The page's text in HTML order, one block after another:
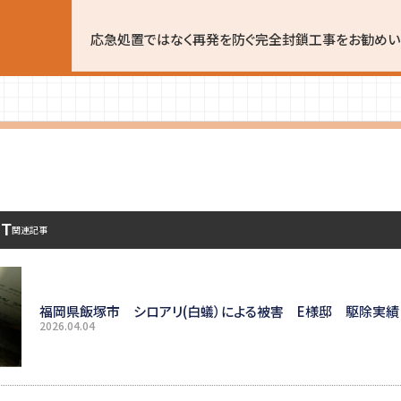
応急処置ではなく再発を防ぐ完全封鎖工事をお勧めい
関連記事
福岡県飯塚市 シロアリ(白蟻）による被害 E様邸 駆除実績
2026.04.04